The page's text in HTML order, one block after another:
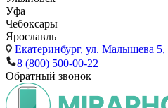
Уфа
Чебоксары
Ярославль
Екатеринбург, ул. Малышева 5,
8 (800) 500-00-22
Обратный звонок